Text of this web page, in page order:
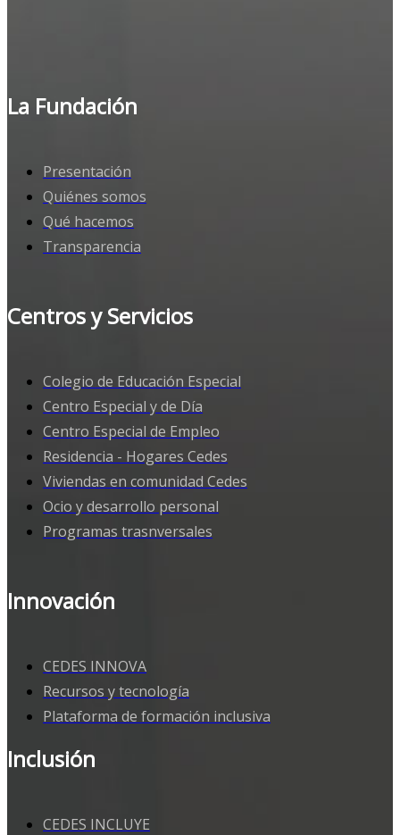
La Fundación
Presentación
Quiénes somos
Qué hacemos
Transparencia
Centros y Servicios
Colegio de Educación Especial
Centro Especial y de Día
Centro Especial de Empleo
Residencia - Hogares Cedes
Viviendas en comunidad Cedes
Ocio y desarrollo personal
Programas trasnversales
Innovación
CEDES INNOVA
Recursos y tecnología
Plataforma de formación inclusiva
Inclusión
CEDES INCLUYE